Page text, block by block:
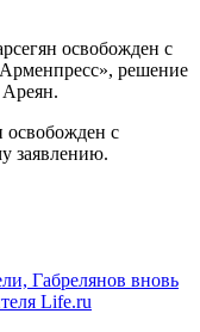
освобожден с
решение
освобожден с
заявлению.
Габрелянов вновь
Life.ru